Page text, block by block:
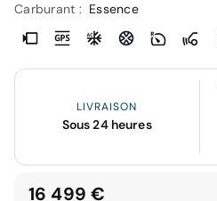
Carburant : Essence
LIVRAISON
Sous 24 heures
16 499 €